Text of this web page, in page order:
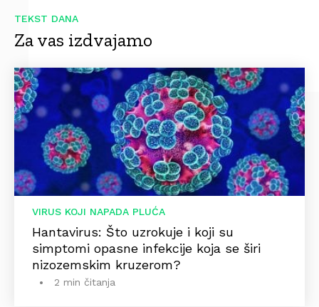
TEKST DANA
Za vas izdvajamo
VIRUS KOJI NAPADA PLUĆA
Hantavirus: Što uzrokuje i koji su
simptomi opasne infekcije koja se širi
nizozemskim kruzerom?
2 min čitanja